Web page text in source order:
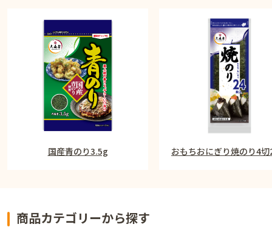
国産青のり3.5g おもちおにぎり焼のり4
商品カテゴリーから探す